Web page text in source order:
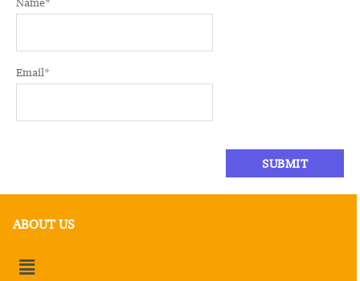
Email*
ABOUT US